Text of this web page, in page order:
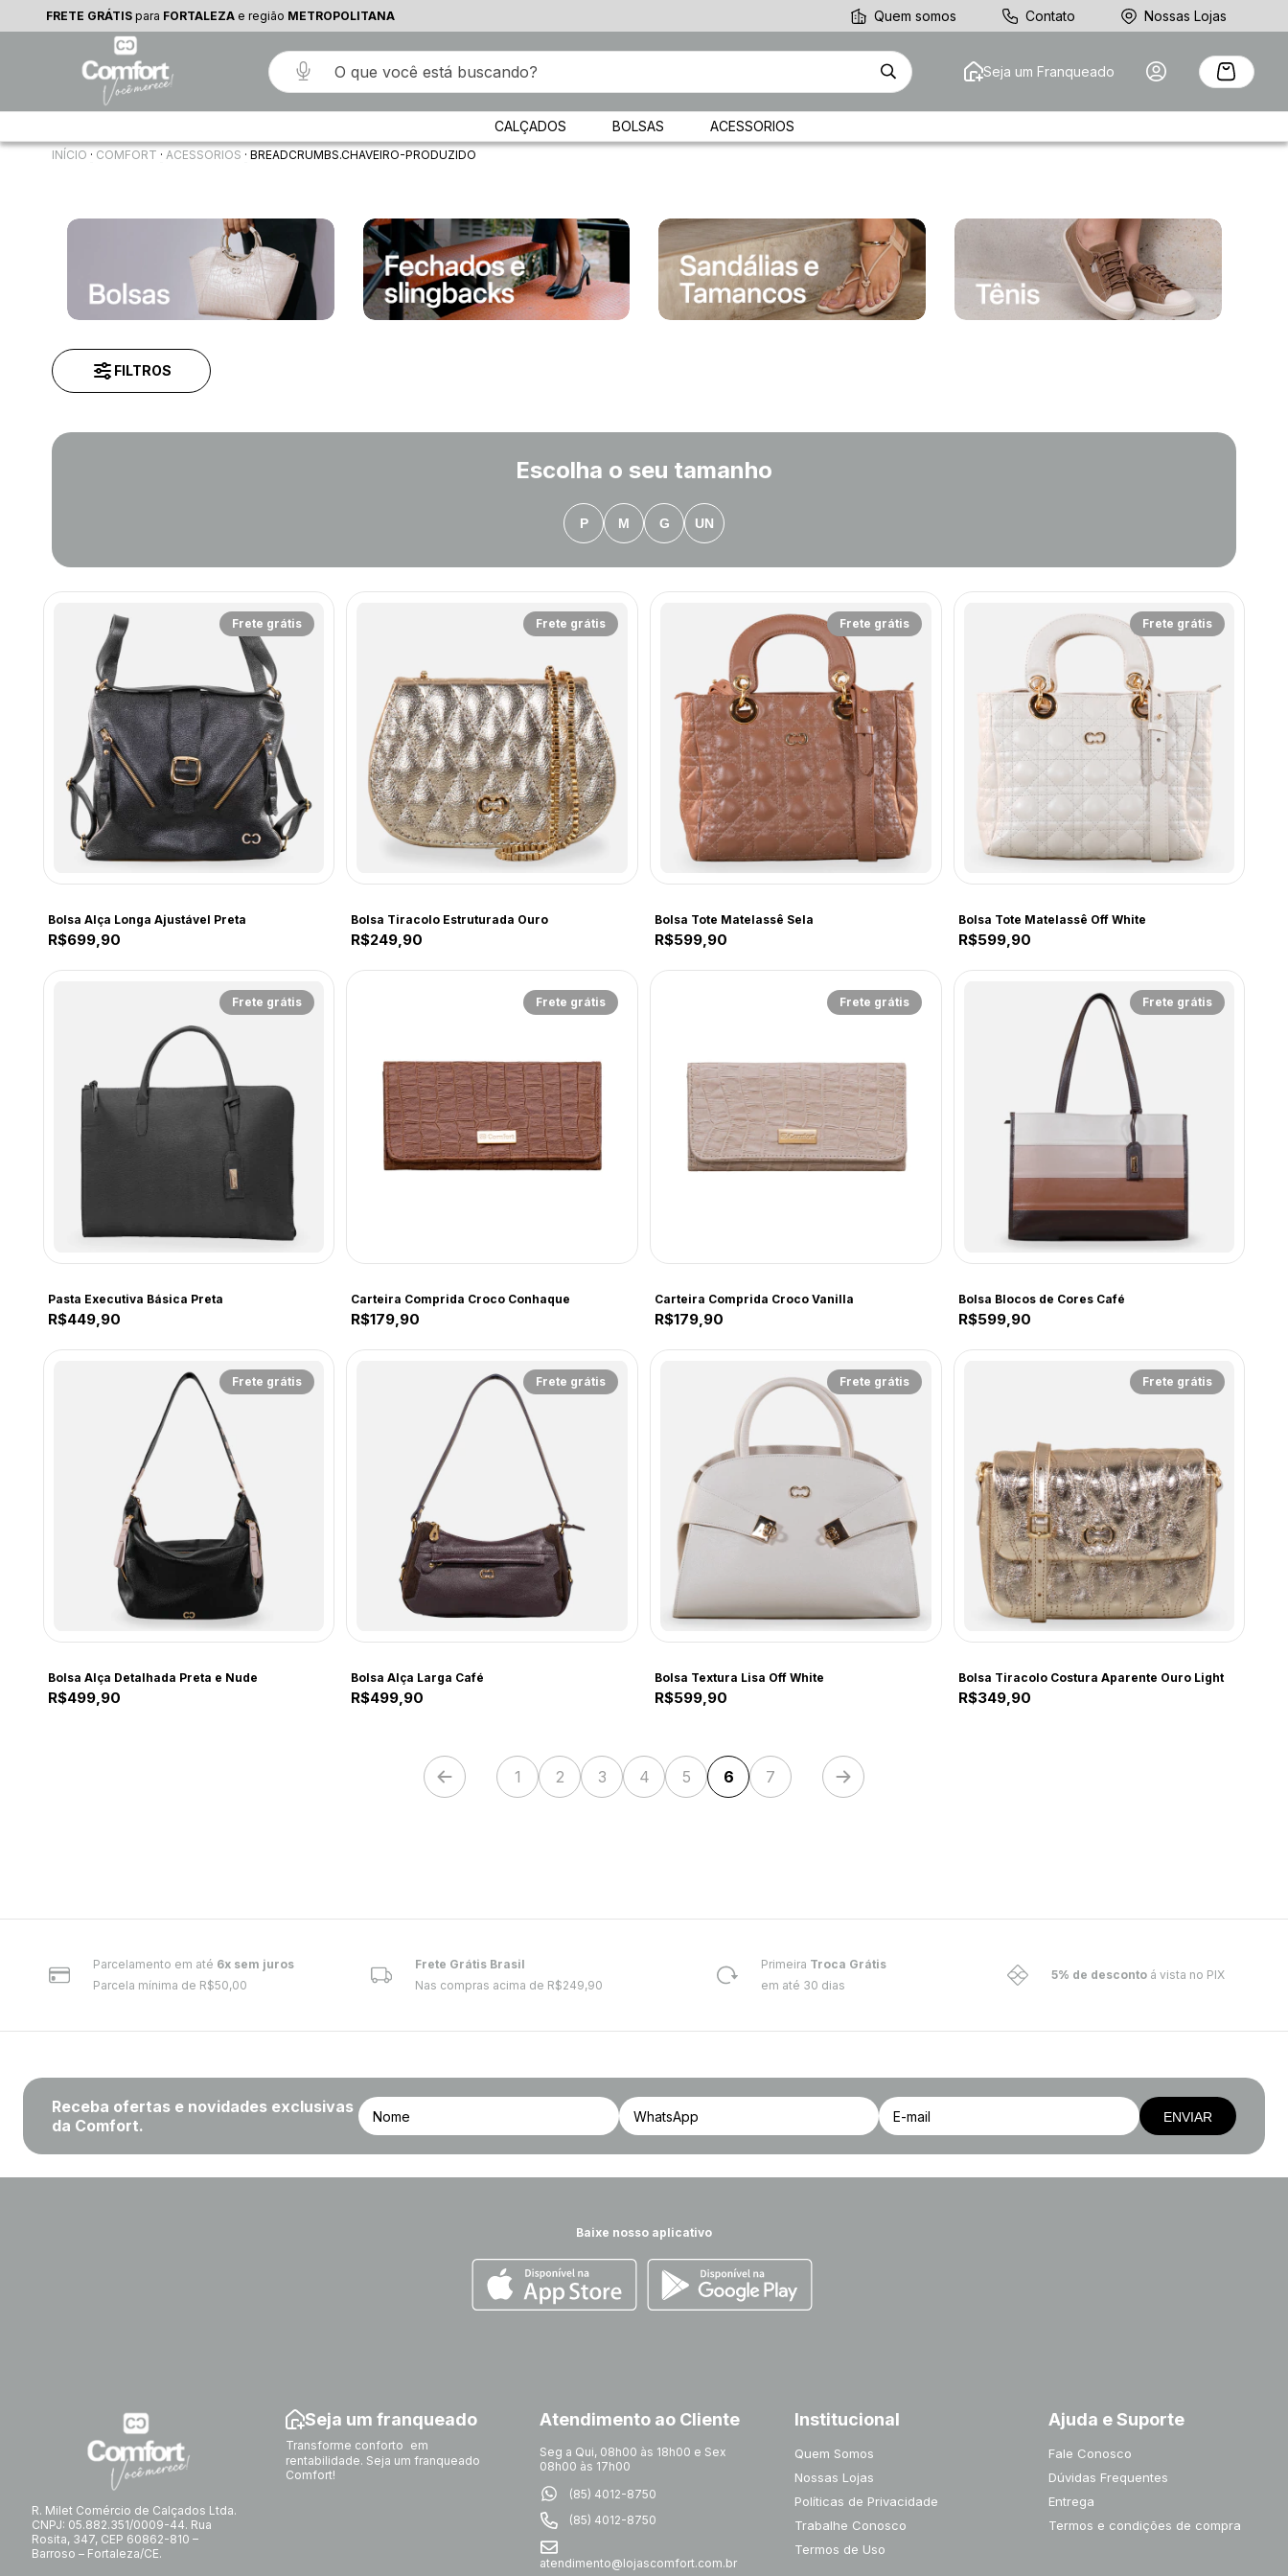
FRETE GRÁTIS para FORTALEZA e região METROPOLITANA Quem somos Contato Nossas Lojas
Seja um Franqueado
CALÇADOS BOLSAS ACESSORIOS
INÍCIO · COMFORT · ACESSORIOS · BREADCRUMBS.CHAVEIRO-PRODUZIDO
FILTROS
Escolha o seu tamanho
P M G UN
Frete grátis
Bolsa Alça Longa Ajustável Preta
R$699,90
Frete grátis
Bolsa Tiracolo Estruturada Ouro
R$249,90
Frete grátis
Bolsa Tote Matelassê Sela
R$599,90
Frete grátis
Bolsa Tote Matelassê Off White
R$599,90
Frete grátis
Pasta Executiva Básica Preta
R$449,90
Frete grátis
Carteira Comprida Croco Conhaque
R$179,90
Frete grátis
Carteira Comprida Croco Vanilla
R$179,90
Frete grátis
Bolsa Blocos de Cores Café
R$599,90
Frete grátis
Bolsa Alça Detalhada Preta e Nude
R$499,90
Frete grátis
Bolsa Alça Larga Café
R$499,90
Frete grátis
Bolsa Textura Lisa Off White
R$599,90
Frete grátis
Bolsa Tiracolo Costura Aparente Ouro Light
R$349,90
1 2 3 4 5 6 7
Parcelamento em até 6x sem juros
Parcela mínima de R$50,00
Frete Grátis Brasil
Nas compras acima de R$249,90
Primeira Troca Grátis
em até 30 dias
5% de desconto á vista no PIX
Receba ofertas e novidades exclusivas
da Comfort.
ENVIAR
Baixe nosso aplicativo
R. Milet Comércio de Calçados Ltda.
CNPJ: 05.882.351/0009-44. Rua
Rosita, 347, CEP 60862-810 –
Barroso – Fortaleza/CE.
Seja um franqueado
Transforme conforto em
rentabilidade. Seja um franqueado
Comfort!
Atendimento ao Cliente
Seg a Qui, 08h00 às 18h00 e Sex
08h00 às 17h00
(85) 4012-8750
(85) 4012-8750
atendimento@lojascomfort.com.br
Institucional
Quem Somos
Nossas Lojas
Políticas de Privacidade
Trabalhe Conosco
Termos de Uso
Ajuda e Suporte
Fale Conosco
Dúvidas Frequentes
Entrega
Termos e condições de compra